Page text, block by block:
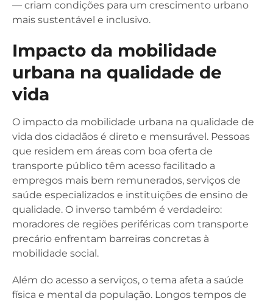
— criam condições para um crescimento urbano
mais sustentável e inclusivo.
Impacto da mobilidade
urbana na qualidade de
vida
O impacto da mobilidade urbana na qualidade de
vida dos cidadãos é direto e mensurável. Pessoas
que residem em áreas com boa oferta de
transporte público têm acesso facilitado a
empregos mais bem remunerados, serviços de
saúde especializados e instituições de ensino de
qualidade. O inverso também é verdadeiro:
moradores de regiões periféricas com transporte
precário enfrentam barreiras concretas à
mobilidade social.
Além do acesso a serviços, o tema afeta a saúde
física e mental da população. Longos tempos de